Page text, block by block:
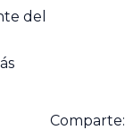
del
Comparte: